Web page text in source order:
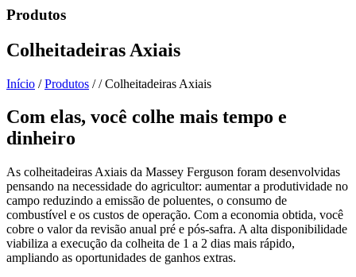
Produtos
Colheitadeiras Axiais
Início / Produtos / / Colheitadeiras Axiais
Com elas, você colhe mais tempo e
dinheiro
As colheitadeiras Axiais da Massey Ferguson foram desenvolvidas
pensando na necessidade do agricultor: aumentar a produtividade no
campo reduzindo a emissão de poluentes, o consumo de
combustível e os custos de operação. Com a economia obtida, você
cobre o valor da revisão anual pré e pós-safra. A alta disponibilidade
viabiliza a execução da colheita de 1 a 2 dias mais rápido,
ampliando as oportunidades de ganhos extras.